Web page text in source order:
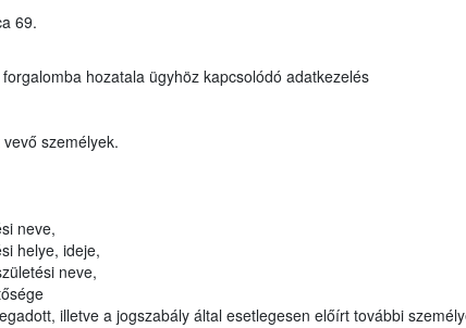
69.
hozatala ügyhöz kapcsolódó adatkezelés
személyek.
neve,
helye, ideje,
neve,
illetve a jogszabály által esetlegesen előírt további